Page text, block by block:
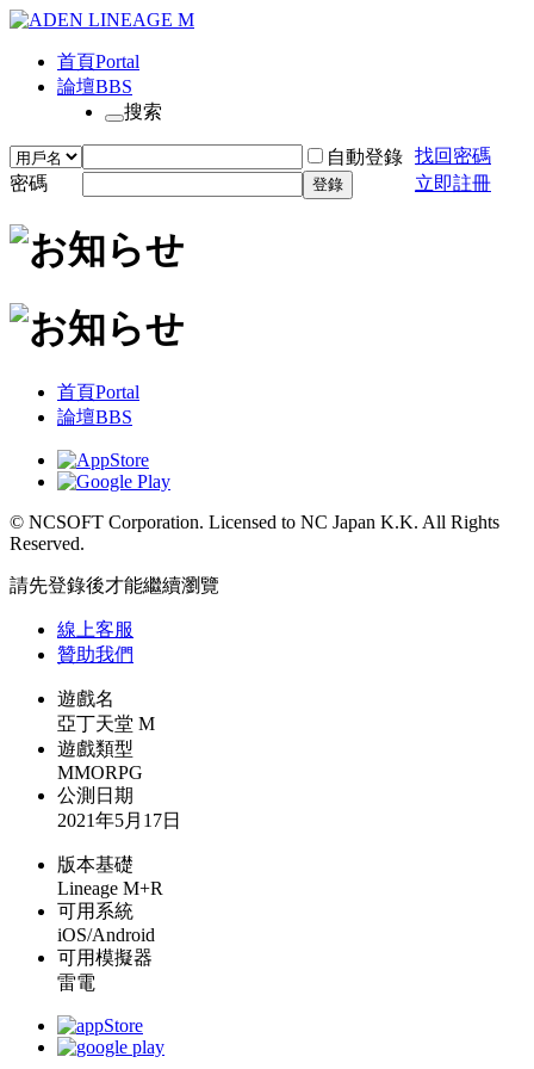
首頁Portal
論壇BBS
搜索
自動登錄 找回密碼
密碼
登錄 立即註冊
首頁Portal
論壇BBS
© NCSOFT Corporation. Licensed to NC Japan K.K. All Rights
Reserved.
請先登錄後才能繼續瀏覽
線上客服
贊助我們
遊戲名
亞丁天堂 M
遊戲類型
MMORPG
公測日期
2021年5月17日
版本基礎
Lineage M+R
可用系統
iOS/Android
可用模擬器
雷電